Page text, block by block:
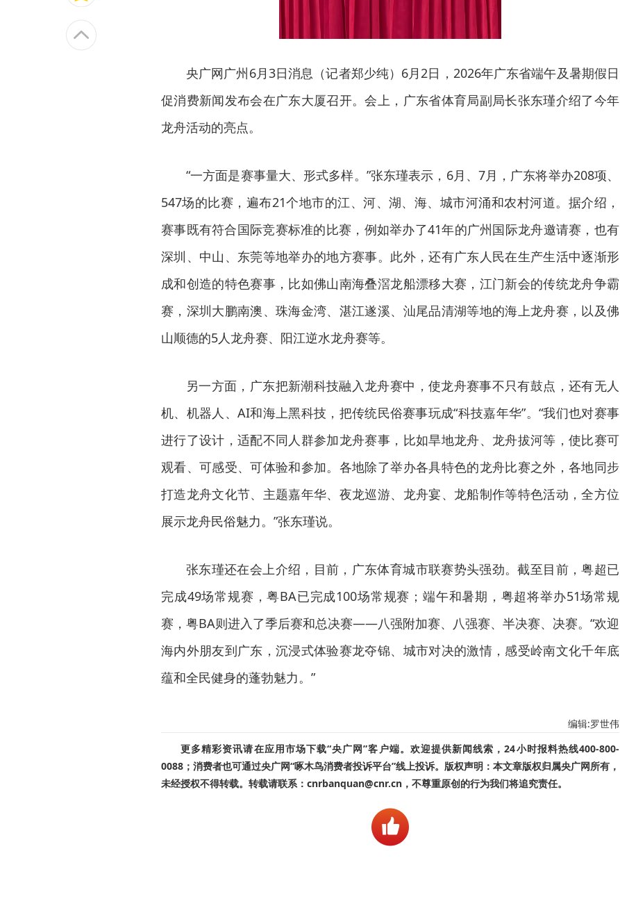
央广网广州6月3日消息（记者郑少纯）6月2日，2026年广东省端午及暑期假日
促消费新闻发布会在广东大厦召开。会上，广东省体育局副局长张东瑾介绍了今年
龙舟活动的亮点。
“一方面是赛事量大、形式多样。”张东瑾表示，6月、7月，广东将举办208项、
547场的比赛，遍布21个地市的江、河、湖、海、城市河涌和农村河道。据介绍，
赛事既有符合国际竞赛标准的比赛，例如举办了41年的广州国际龙舟邀请赛，也有
深圳、中山、东莞等地举办的地方赛事。此外，还有广东人民在生产生活中逐渐形
成和创造的特色赛事，比如佛山南海叠滘龙船漂移大赛，江门新会的传统龙舟争霸
赛，深圳大鹏南澳、珠海金湾、湛江遂溪、汕尾品清湖等地的海上龙舟赛，以及佛
山顺德的5人龙舟赛、阳江逆水龙舟赛等。
另一方面，广东把新潮科技融入龙舟赛中，使龙舟赛事不只有鼓点，还有无人
机、机器人、AI和海上黑科技，把传统民俗赛事玩成“科技嘉年华”。“我们也对赛事
进行了设计，适配不同人群参加龙舟赛事，比如旱地龙舟、龙舟拔河等，使比赛可
观看、可感受、可体验和参加。各地除了举办各具特色的龙舟比赛之外，各地同步
打造龙舟文化节、主题嘉年华、夜龙巡游、龙舟宴、龙船制作等特色活动，全方位
展示龙舟民俗魅力。”张东瑾说。
张东瑾还在会上介绍，目前，广东体育城市联赛势头强劲。截至目前，粤超已
完成49场常规赛，粤BA已完成100场常规赛；端午和暑期，粤超将举办51场常规
赛，粤BA则进入了季后赛和总决赛——八强附加赛、八强赛、半决赛、决赛。“欢迎
海内外朋友到广东，沉浸式体验赛龙夺锦、城市对决的激情，感受岭南文化千年底
蕴和全民健身的蓬勃魅力。”
编辑:罗世伟
更多精彩资讯请在应用市场下载“央广网”客户端。欢迎提供新闻线索，24小时报料热线400-800-
0088；消费者也可通过央广网“啄木鸟消费者投诉平台”线上投诉。版权声明：本文章版权归属央广网所有，
未经授权不得转载。转载请联系：cnrbanquan@cnr.cn，不尊重原创的行为我们将追究责任。